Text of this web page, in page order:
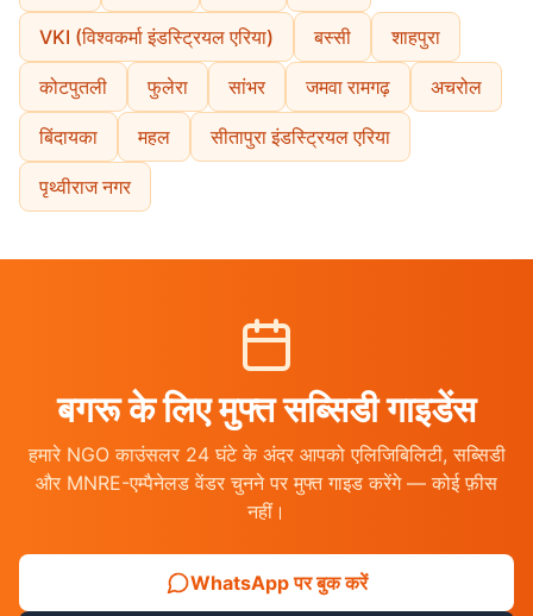
VKI (विश्वकर्मा इंडस्ट्रियल एरिया) बस्सी शाहपुरा
कोटपुतली फुलेरा सांभर जमवा रामगढ़ अचरोल
बिंदायका महल सीतापुरा इंडस्ट्रियल एरिया
पृथ्वीराज नगर
बगरू के लिए मुफ्त सब्सिडी गाइडेंस
हमारे NGO काउंसलर 24 घंटे के अंदर आपको एलिजिबिलिटी, सब्सिडी
और MNRE-एम्पैनेलड वेंडर चुनने पर मुफ्त गाइड करेंगे — कोई फ़ीस
नहीं।
WhatsApp पर बुक करें